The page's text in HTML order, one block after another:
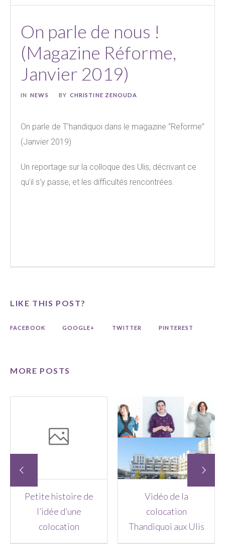
On parle de nous !
(Magazine Réforme,
Janvier 2019)
IN NEWS BY CHRISTINE ZENOUDA
On parle de T’handiquoi dans le magazine “Reforme”
(Janvier 2019)
Un reportage sur la colloque des Ulis, décrivant ce
qu’il s’y passe, et les difficultés rencontrées.
LIKE THIS POST?
FACEBOOK GOOGLE+ TWITTER PINTEREST
MORE POSTS
Petite histoire de
l’idée d’une
colocation
Vidéo de la
colocation
Thandiquoi aux Ulis